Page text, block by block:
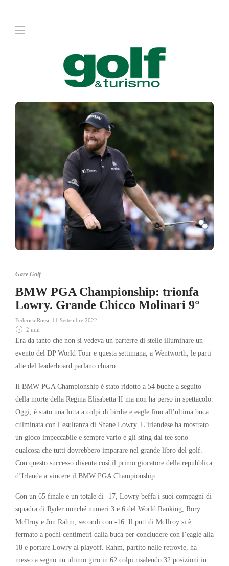
Gare Golf
BMW PGA Championship: trionfa
Lowry. Grande Chicco Molinari 9°
Federica Rossi
11 Settembre 2022
2 min
Era da tanto che non si vedeva un parterre di stelle illuminare un
evento del DP World Tour e questa settimana, a Wentworth, le parti
alte del leaderboard parlano chiaro.
Il BMW PGA Championship è stato ridotto a 54 buche a seguito
della morte della Regina Elisabetta II ma non ha perso in spettacolo.
Oggi, è stato una lotta a colpi di birdie e eagle fino all’ultima buca
culminata con l’esultanza di Shane Lowry. L’irlandese ha mostrato
un gioco impeccabile e sempre vario e gli sting dal tee sono
qualcosa che tutti dovrebbero imparare nel grande libro del golf.
Con questo successo diventa così il primo giocatore della repubblica
d’Irlanda a vincere il BMW PGA Championship.
Con un 65 finale e un totale di -17, Lowry beffa i suoi compagni di
squadra di Ryder nonché numeri 3 e 6 del World Ranking, Rory
McIlroy e Jon Rahm, secondi con -16. Il putt di McIlroy si è
fermato a pochi centimetri dalla buca per concludere con l’eagle alla
18 e portare Lowry al playoff. Rahm, partito nelle retrovie, ha
messo a segno un ultimo giro in 62 colpi risalendo 32 posizioni in